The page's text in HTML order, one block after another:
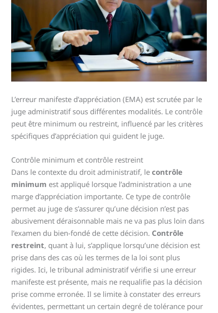
L’erreur manifeste d’appréciation (EMA) est scrutée par le
juge administratif sous différentes modalités. Le contrôle
peut être minimum ou restreint, influencé par les critères
spécifiques d’appréciation qui guident le juge.
Contrôle minimum et contrôle restreint
Dans le contexte du droit administratif, lecontrôle
minimum est appliqué lorsque l’administration a une
marge d’appréciation importante. Ce type de contrôle
permet au juge de s’assurer qu’une décision n’est pas
abusivement déraisonnable mais ne va pas plus loin dans
l’examen du bien-fondé de cette décision. Contrôle
restreint, quant à lui, s’applique lorsqu’une décision est
prise dans des cas où les termes de la loi sont plus
rigides. Ici, le tribunal administratif vérifie si une erreur
manifeste est présente, mais ne requalifie pas la décision
prise comme erronée. Il se limite à constater des erreurs
évidentes, permettant un certain degré de tolérance pour